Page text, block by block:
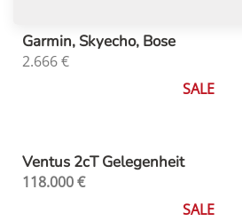
Garmin, Skyecho, Bose
2.666€
SALE
Ventus 2cT Gelegenheit
118.000€
SALE